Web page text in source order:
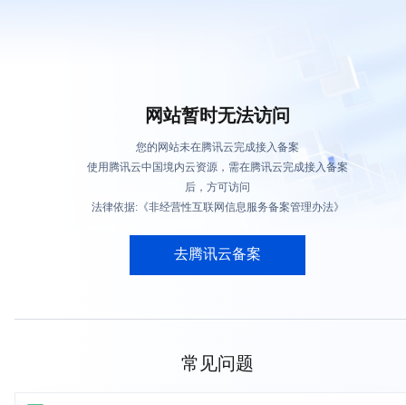
网站暂时无法访问
您的网站未在腾讯云完成接入备案
使用腾讯云中国境内云资源，需在腾讯云完成接入备案
后，方可访问
法律依据:《非经营性互联网信息服务备案管理办法》
去腾讯云备案
常见问题